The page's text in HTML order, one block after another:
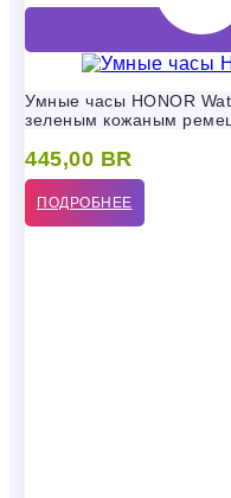
Умные часы HONOR
зеленым кожаным
445,00 BR
ПОДРОБНЕЕ